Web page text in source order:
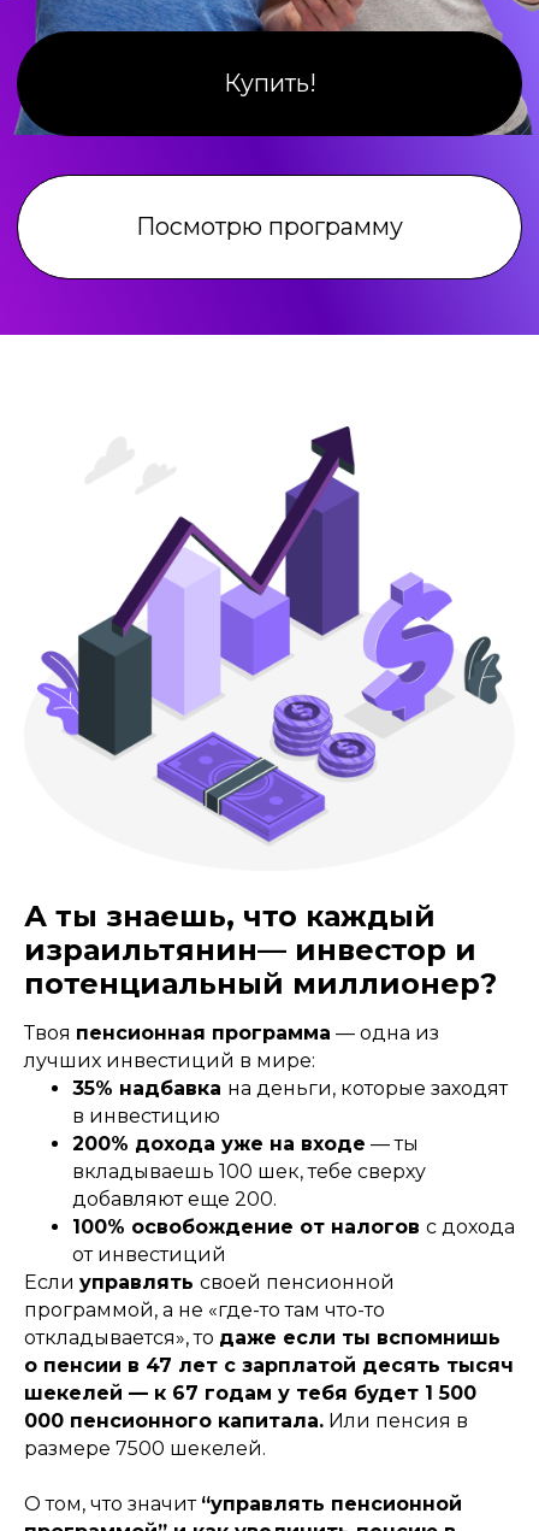
А ты знаешь, что каждый
израильтянин— инвестор и
потенциальный миллионер?
Твоя пенсионная программа — одна из
лучших инвестиций в мире:
35% надбавка на деньги, которые заходят
в инвестицию
200% дохода уже на входе — ты
вкладываешь 100 шек, тебе сверху
добавляют еще 200.
100% освобождение от налогов с дохода
от инвестиций
Если управлять своей пенсионной
программой, а не «где-то там что-то
откладывается», то даже если ты вспомнишь
о пенсии в 47 лет с зарплатой десять тысяч
шекелей — к 67 годам у тебя будет 1 500
000 пенсионного капитала. Или пенсия в
размере 7500 шекелей.
О том, что значит “управлять пенсионной